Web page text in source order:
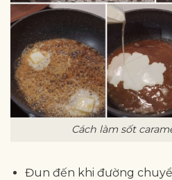
Cách làm sốt
Đun đến khi đường